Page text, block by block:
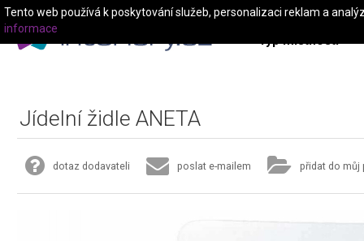
Typ místnosti
Jídelní židle ANETA
dotaz dodavateli poslat e-mailem přidat do můj
Tento web používá k poskytování služeb, personalizaci reklam a
informace